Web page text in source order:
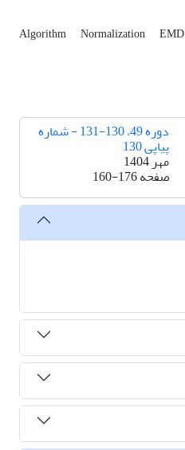
Algorithm Normalization EMD
دوره 49، 130-131 - شماره
پیاپی 130
مهر 1404
صفحه160-176